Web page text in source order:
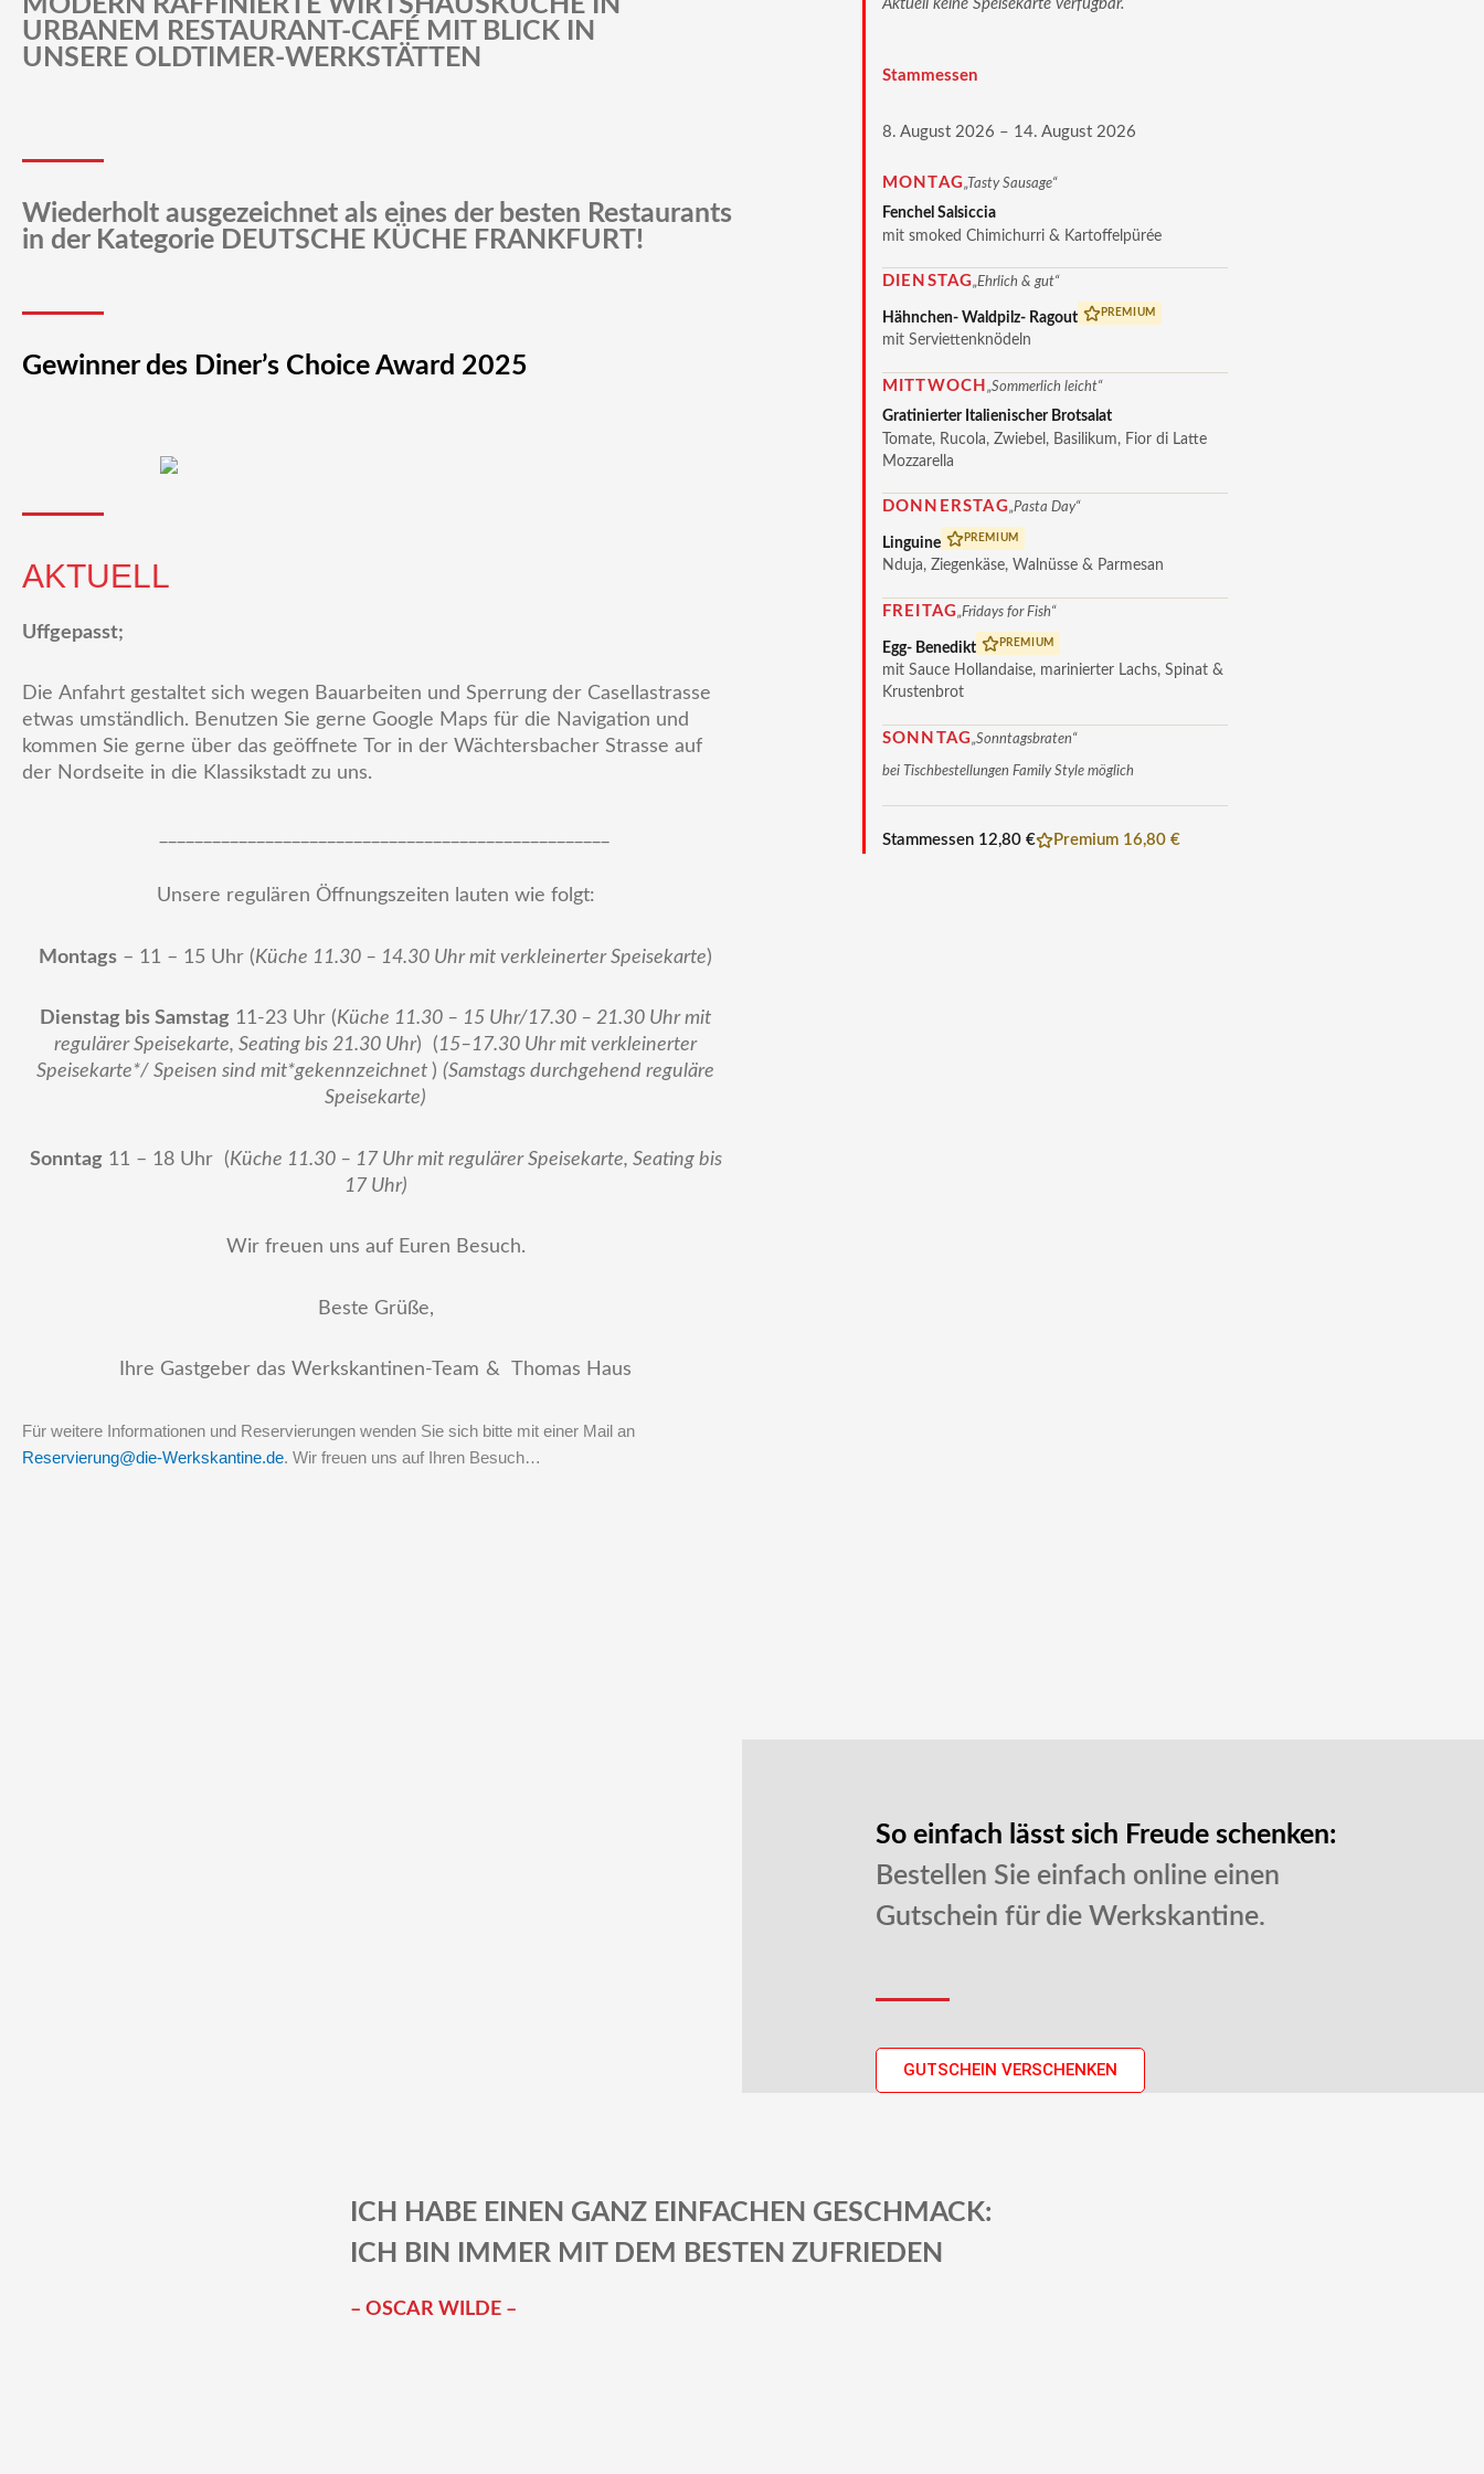
URBANEM RESTAURANT-CAFÉ MIT BLICK IN
UNSERE OLDTIMER-WERKSTÄTTEN
Wiederholt ausgezeichnet als eines der besten Restaurants
in der Kategorie DEUTSCHE KÜCHE FRANKFURT!
Gewinner des Diner’s Choice Award 2025
AKTUELL
Uffgepasst;
Die Anfahrt gestaltet sich wegen Bauarbeiten und Sperrung der Casellastrasse
etwas umständlich. Benutzen Sie gerne Google Maps für die Navigation und
kommen Sie gerne über das geöffnete Tor in der Wächtersbacher Strasse auf
der Nordseite in die Klassikstadt zu uns.
Unsere regulären Öffnungszeiten lauten wie folgt:
Montags – 11 – 15 Uhr (Küche 11.30 – 14.30 Uhr mit verkleinerter Speisekarte)
Dienstag bis Samstag 11-23 Uhr (Küche 11.30 – 15 Uhr/17.30 – 21.30 Uhr mit
regulärer Speisekarte, Seating bis 21.30 Uhr) (15–17.30 Uhr mit verkleinerter
Speisekarte*/ Speisen sind mit*gekennzeichnet )(Samstags durchgehend reguläre
Speisekarte)
Sonntag11 – 18 Uhr (Küche 11.30 – 17 Uhr mit regulärer Speisekarte, Seating bis
17 Uhr)
Wir freuen uns auf Euren Besuch.
Beste Grüße,
Ihre Gastgeber das Werkskantinen-Team & Thomas Haus
Für weitere Informationen und Reservierungen wenden Sie sich bitte mit einer Mail an
Reservierung@die-Werkskantine.de. Wir freuen uns auf Ihren Besuch…
Aktuell keine Speisekarte verfügbar.
Stammessen
8. August 2026 – 14. August 2026
MONTAG„Tasty Sausage“
Fenchel Salsiccia
mit smoked Chimichurri & Kartoffelpürée
DIENSTAG„Ehrlich & gut“
Hähnchen- Waldpilz- Ragout PREMIUM
mit Serviettenknödeln
MITTWOCH„Sommerlich leicht“
Gratinierter Italienischer Brotsalat
Tomate, Rucola, Zwiebel, Basilikum, Fior di Latte
Mozzarella
DONNERSTAG„Pasta Day“
Linguine PREMIUM
Nduja, Ziegenkäse, Walnüsse & Parmesan
FREITAG„Fridays for Fish“
Egg- Benedikt PREMIUM
mit Sauce Hollandaise, marinierter Lachs, Spinat &
Krustenbrot
SONNTAG„Sonntagsbraten“
bei Tischbestellungen Family Style möglich
Stammessen 12,80 € Premium 16,80 €
So einfach lässt sich Freude schenken:
Bestellen Sie einfach online einen
Gutschein für die Werkskantine.
GUTSCHEIN VERSCHENKEN
ICH HABE EINEN GANZ EINFACHEN GESCHMACK:
ICH BIN IMMER MIT DEM BESTEN ZUFRIEDEN
– OSCAR WILDE –